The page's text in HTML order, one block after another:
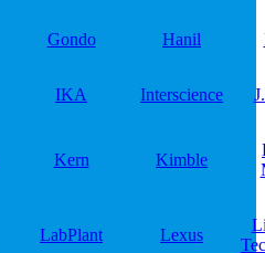
Gondo Hanil
IKA Interscience
Kern Kimble
LabPlant Lexus